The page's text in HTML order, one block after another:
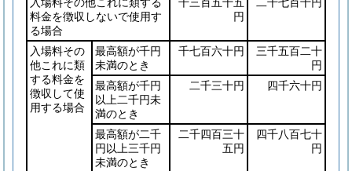
料金を徴収しないで使用す
る場合
円
入場料その
他これに類
する料金を
徴収して使
用する場合
最高額が千円
未満のとき
千七百六十円
三千五百二十
円
最高額が千円
以上二千円未
満のとき
二千三十円 四千六十円
最高額が二千
円以上三千円
未満のとき
二千四百三十
五円
四千八百七十
円